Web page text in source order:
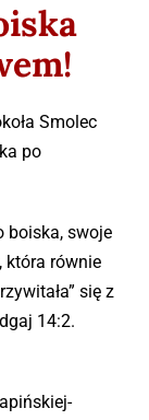
Smolec
po
boiska, swoje
która równie
się z
14:2.